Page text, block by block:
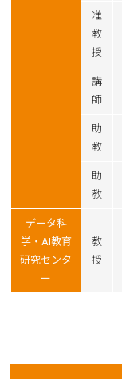
准
教
授
講
師
助
教
助
教
データ科
学・AI教育
研究センタ
ー
教
授